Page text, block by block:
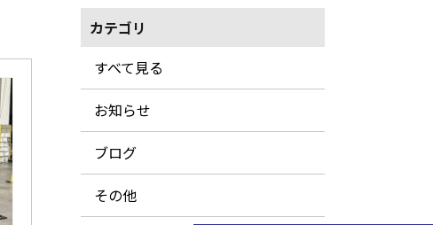
カテゴリ
すべて見る
お知らせ
ブログ
その他